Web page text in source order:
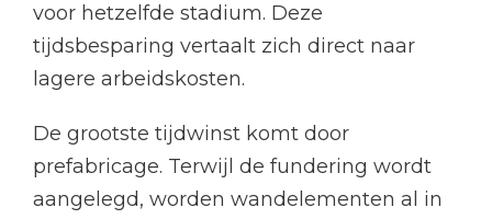
voor hetzelfde stadium. Deze
tijdsbesparing vertaalt zich direct naar
lagere arbeidskosten.
De grootste tijdwinst komt door
prefabricage. Terwijl de fundering wordt
aangelegd, worden wandelementen al in